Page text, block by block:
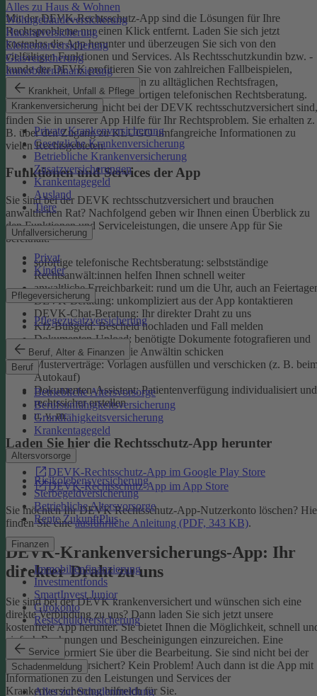
Alles zu Haus & Wohnen
Wohngebäudeversicherung
Hausratversicherung
Elementarversicherung
Glasversicherung
Immobilienfinanzierung
Krankheit, Unfall & Pflege
Krankenversicherung
Private Krankenversicherung
Gesetzliche Krankenversicherung
Betriebliche Krankenversicherung
Zusatzversicherungen
Krankentagegeld
Ausland
Tiere
Unfallversicherung
Privat
Kinder
Pflegeversicherung
Pflegezusatzversicherung
Beruf, Alter & Finanzen
Beruf
Betriebliche Altersvorsorge
Berufsunfähigkeitsversicherung
Grundfähigkeitsversicherung
Krankentagegeld
Altersvorsorge
Risikolebensversicherung
Sterbegeldversicherung
Betriebliche Altersvorsorge
Rente ZukunftPlus
Finanzen
Immobilienfinanzierung
Investmentfonds
SmartInvest Junior
Girokonto
Restschuldversicherung
Service
Schadenmeldung
Alles zur Schadenmeldung
Mit der DEVK-Rechtsschutz-App sind die Lösungen für Ihre
Rechtsprobleme nur einen Klick entfernt. Laden Sie sich jetzt
kostenlos die App herunter und überzeugen Sie sich von den
vielfältigen Funktionen und Services. Als Rechtsschutzkundin bzw. -
kunde der DEVK profitieren Sie von zahlreichen Fallbeispielen,
informativen Ratgeberbeiträgen zu alltäglichen Rechtsfragen,
Musterverträgen und einer sofortigen telefonischen Rechtsberatung.
Aber auch, wenn Sie nicht bei der DEVK rechtsschutzversichert sind,
finden Sie in unserer App Hilfe für Ihr Rechtsproblem. Sie erhalten z.
B. über den Zugang zu KLUGO umfangreiche Informationen zu
vielen Rechtsgebieten.
Funktionen und Services der App
Sie sind bei der DEVK rechtsschutzversichert und brauchen
anwaltlichen Rat? Nachfolgend geben wir Ihnen einen Überblick zu
den Funktionen und Serviceleistungen, die unsere App für Sie
bereithält:
sofortige telefonische Rechtsberatung: selbstständige
Rechtsanwält:innen helfen Ihnen schnell weiter
anwaltliche Erreichbarkeit: rund um die Uhr, auch an
DEVK-Beratung: unkompliziert aus der App kontaktieren
DEVK-Chat-Beratung: Ihr direkter Draht zu uns
Kfz-Bußgeld: Bescheid hochladen und Fall melden
Dokumenten-Upload: benötigte Dokumente fotografieren und
an den Anwalt oder die Anwältin schicken
Musterverträge: Vorlagen ausfüllen und verschicken (z. B.
Autokauf)
Dokumenten-Assistent: Patientenverfügung individualisiert und
rechtssicher erstellen
u. v. m.
Laden Sie hier die Rechtsschutz-App herunter
DEVK-Rechtsschutz-App im Google Play Store
DEVK-Rechtsschutz-App im App Store
Sie möchten Ihr DEVK Rechtsschutz-App-Nutzerkonto löschen?
finden Sie eineausführliche Anleitung (PDF, 343 KB).
DEVK-Krankenversicherungs-App: Ihr
direkter Draht zu uns
Sie sind bei der DEVK krankenversichert und wünschen sich eine
direkte Verbindung zu uns? Dann laden Sie sich jetzt unsere
kostenfreie App herunter. Sie bietet Ihnen die Möglichkeit, schnell
einfach Rechnungen und Bescheinigungen einzureichen. Eine
Nachricht informiert Sie über die Bearbeitung. Sie sind nicht bei der
DEVK krankenversichert? Kein Problem! Auch dann ist die App mit
Informationen zu den Leistungen und Services der
Krankenversicherung hilfreich für Sie.